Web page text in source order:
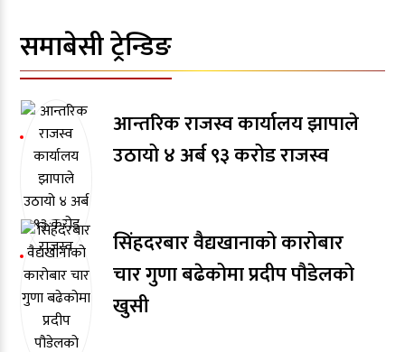
समाबेसी ट्रेन्डिङ
आन्तरिक राजस्व कार्यालय झापाले
उठायो ४ अर्ब ९३ करोड राजस्व
सिंहदरबार वैद्यखानाको कारोबार
चार गुणा बढेकोमा प्रदीप पौडेलको
खुसी